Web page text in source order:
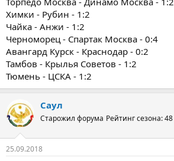
Химки - Рубин - 1:2
Чайка - Анжи - 1:2
Черноморец - Спартак Москва - 0:4
Авангард Курск - Краснодар - 0:2
Тамбов - Крылья Советов - 1:2
Тюмень - ЦСКА - 1:2
Саул
Старожил форума Рейтинг сезона: 48
25.09.2018